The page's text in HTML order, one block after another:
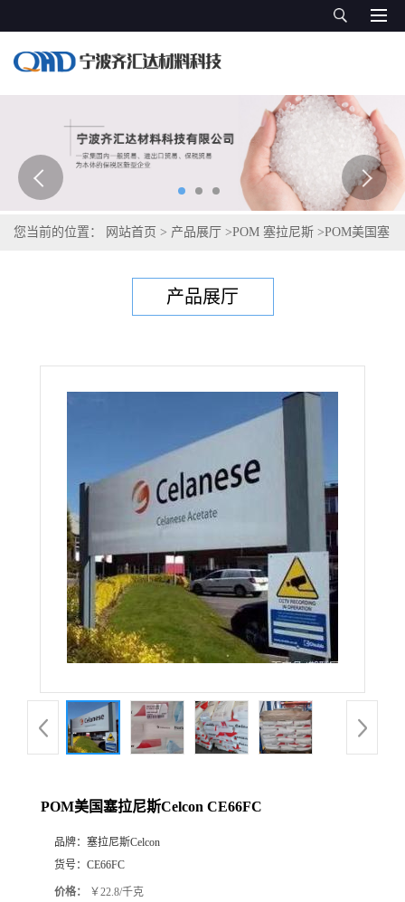
您当前的位置： 网站首页 > 产品展厅 >POM 塞拉尼斯 >POM美国塞
产品展厅
POM美国塞拉尼斯Celcon CE66FC
品牌： 塞拉尼斯Celcon
货号： CE66FC
价格： ￥22.8/千克